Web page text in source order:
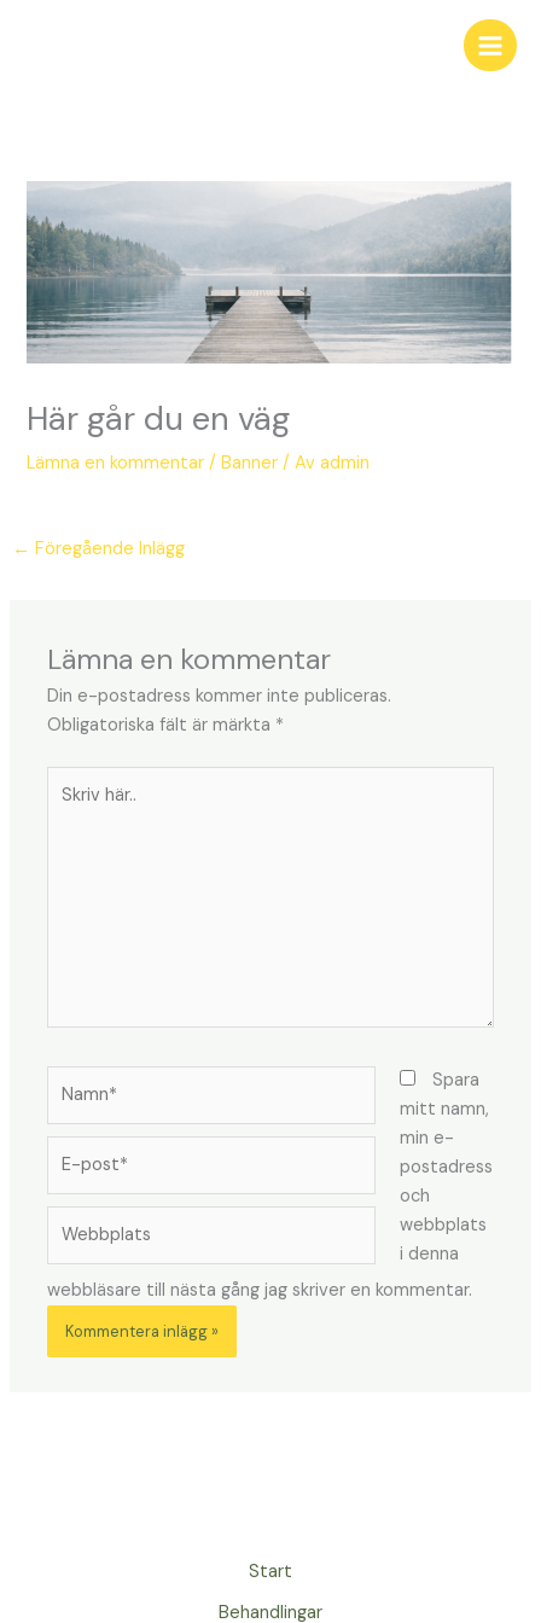
Här går du en väg
Lämna en kommentar /Banner / Avadmin
← Föregående Inlägg
Lämna en kommentar
Din e-postadress kommer inte publiceras.
Obligatoriska fält är märkta *
post*
Spara
mitt namn,
min e-
postadress
och
webbplats
i denna
webbläsare till nästa gång jag skriver en kommentar.
Start
Behandlingar